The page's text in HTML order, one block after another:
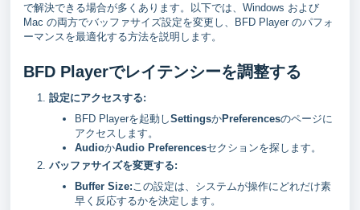
で解決できる場合が多くあります。以下では、Windows および
Mac の両方でバッファサイズ設定を変更し、BFD Player のパフォ
ーマンスを最適化する方法を説明します。
BFD Playerでレイテンシーを調整する
設定にアクセスする:
BFD Playerを起動しSettingsかPreferencesのページに
アクセスします。
AudioかAudio Preferencesセクションを探します。
バッファサイズを変更する:
Buffer Size: この設定は、システムが操作にどれだけ素
早く反応するかを決定します。